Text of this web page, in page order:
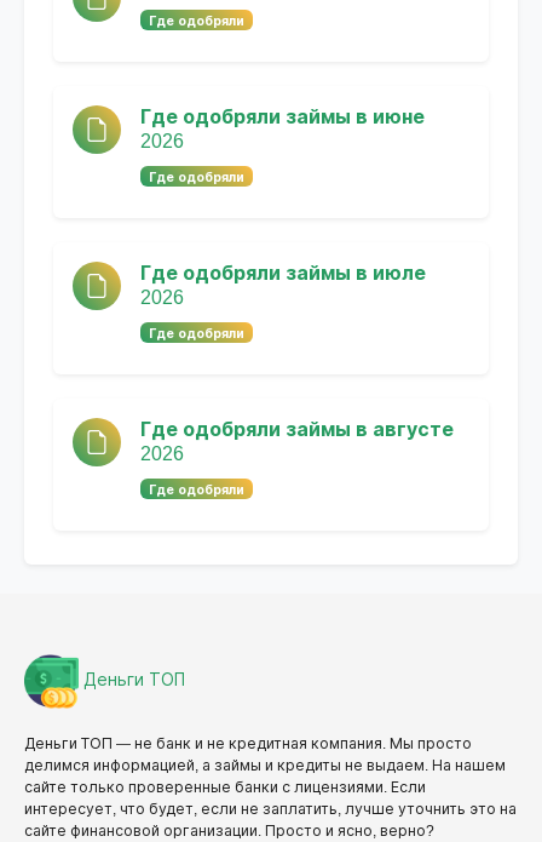
Где одобряли
Где одобряли займы в июне
2026
Где одобряли
Где одобряли займы в июле
2026
Где одобряли
Где одобряли займы в августе
2026
Где одобряли
Деньги ТОП
Деньги ТОП — не банк и не кредитная компания. Мы просто
делимся информацией, а займы и кредиты не выдаем. На нашем
сайте только проверенные банки с лицензиями. Если
интересует, что будет, если не заплатить, лучше уточнить это на
сайте финансовой организации. Просто и ясно, верно?